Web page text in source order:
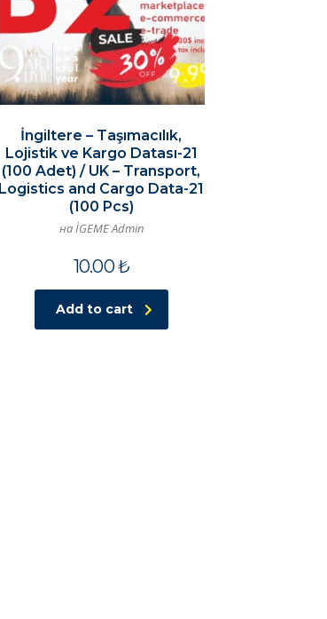
İngiltere – Taşımacılık,
Lojistik ve Kargo Datası-21
(100 Adet) / UK – Transport,
Logistics and Cargo Data-21
(100 Pcs)
на İGEME Admin
10.00₺
Add to cart